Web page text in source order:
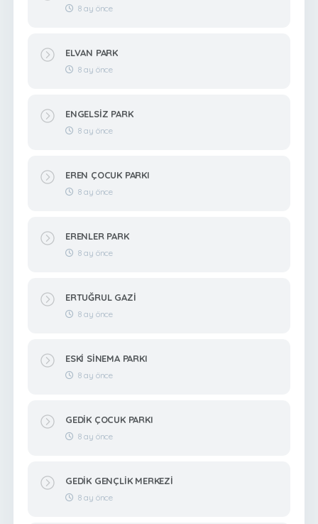
8 ay önce
ELVAN PARK
8 ay önce
ENGELSİZ PARK
8 ay önce
EREN ÇOCUK PARKI
8 ay önce
ERENLER PARK
8 ay önce
ERTUĞRUL GAZİ
8 ay önce
ESKİ SİNEMA PARKI
8 ay önce
GEDİK ÇOCUK PARKI
8 ay önce
GEDİK GENÇLİK MERKEZİ
8 ay önce